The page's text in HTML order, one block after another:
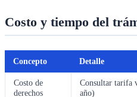
Costo y tiempo del
Concepto Detalle
Costo de
derechos
Consultar tarifa
año)